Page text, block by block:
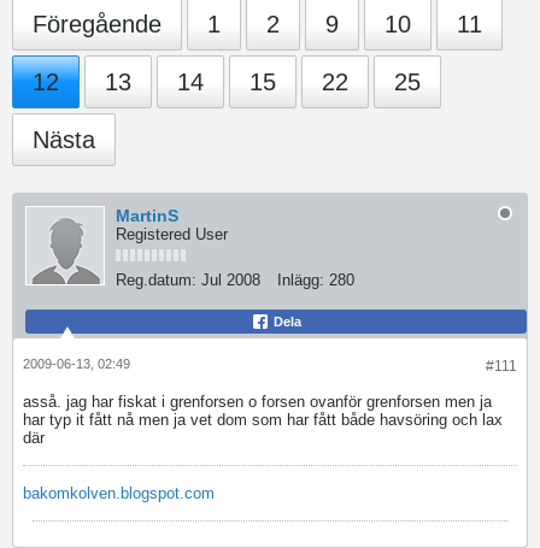
Föregående 1 2 9 10 11
12 13 14 15 22 25
Nästa
MartinS
Registered User
Reg.datum: Jul 2008 Inlägg: 280
Dela
#111
2009-06-13, 02:49
asså. jag har fiskat i grenforsen o forsen ovanför grenforsen men ja
har typ it fått nå men ja vet dom som har fått både havsöring och lax
där
bakomkolven.blogspot.com